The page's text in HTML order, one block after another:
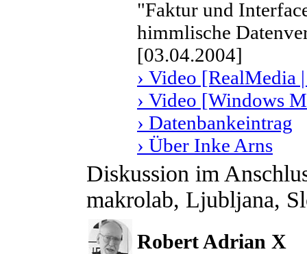
"Faktur und
himmlische
[03.04.2004]
› Video [RealMedia
› Video [Windows
› Datenbankeintrag
› Über Inke Arns
Diskussion im
makrolab, Ljubljana,
Robert Adrian X